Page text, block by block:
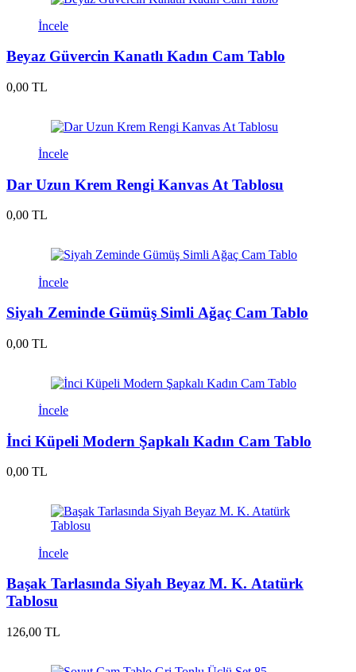
İncele
Beyaz Güvercin Kanatlı Kadın Cam Tablo
0,00 TL
İncele
Dar Uzun Krem Rengi Kanvas At Tablosu
0,00 TL
İncele
Siyah Zeminde Gümüş Simli Ağaç Cam Tablo
0,00 TL
İncele
İnci Küpeli Modern Şapkalı Kadın Cam Tablo
0,00 TL
İncele
Başak Tarlasında Siyah Beyaz M. K. Atatürk
Tablosu
126,00 TL